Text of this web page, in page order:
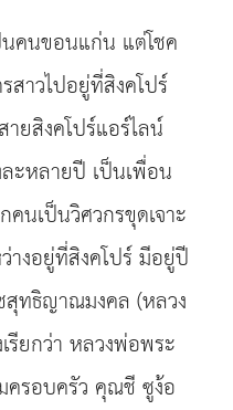
คนขอนแก่น แต่โชค
าวไปอยู่ที่สิงคโปร์
ยสิงคโปร์แอร์ไลน์
ะหลายปี เป็นเพื่อน
นเป็นวิศวกรขุดเจาะ
งอยู่ที่สิงคโปร์ มีอยู่ปี
ทธิญาณมงคล (หลวง
ยกว่า หลวงพ่อพระ
รอบครัว คุณชี ซูง้อ